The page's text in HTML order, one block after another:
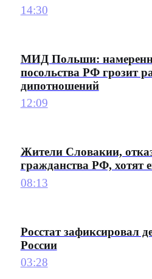
14:30
МИД Польши:
посольства РФ грозит
дипотношений
12:09
Жители Словакии,
гражданства РФ, хотят
08:13
Росстат зафиксировал
России
03:28